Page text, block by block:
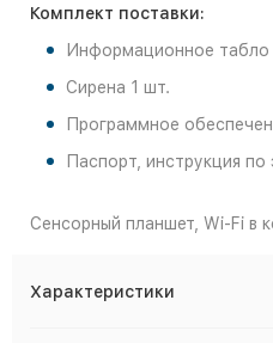
Комплект поставки:
Информационное табло
Сирена 1 шт.
Программное
Паспорт, инструкция по
Cенсорный планшет, Wi-Fi в
Характеристики